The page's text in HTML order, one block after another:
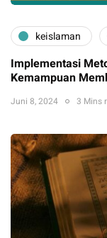
keislaman
Implementasi
Kemampuan
Juni 8, 2024 3 Mins